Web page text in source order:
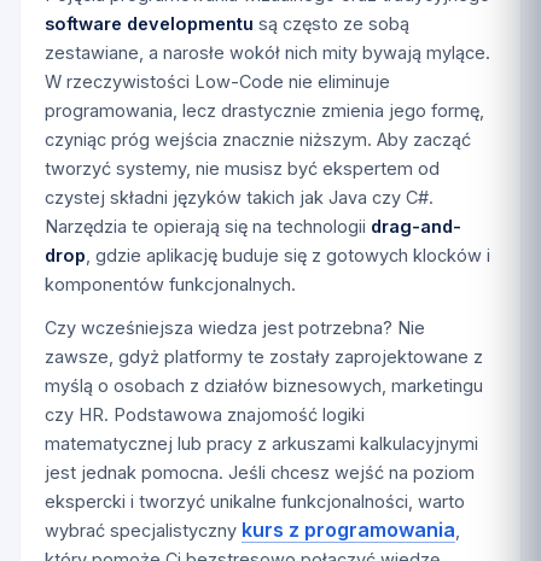
software developmentu są często ze sobą
zestawiane, a narosłe wokół nich mity bywają mylące.
W rzeczywistości Low-Code nie eliminuje
programowania, lecz drastycznie zmienia jego formę,
czyniąc próg wejścia znacznie niższym. Aby zacząć
tworzyć systemy, nie musisz być ekspertem od
czystej składni języków takich jak Java czy C#.
Narzędzia te opierają się na technologii drag-and-
drop , gdzie aplikację buduje się z gotowych klocków i
komponentów funkcjonalnych.
Czy wcześniejsza wiedza jest potrzebna? Nie
zawsze, gdyż platformy te zostały zaprojektowane z
myślą o osobach z działów biznesowych, marketingu
czy HR. Podstawowa znajomość logiki
matematycznej lub pracy z arkuszami kalkulacyjnymi
jest jednak pomocna. Jeśli chcesz wejść na poziom
ekspercki i tworzyć unikalne funkcjonalności, warto
wybrać specjalistyczny kurs z programowania